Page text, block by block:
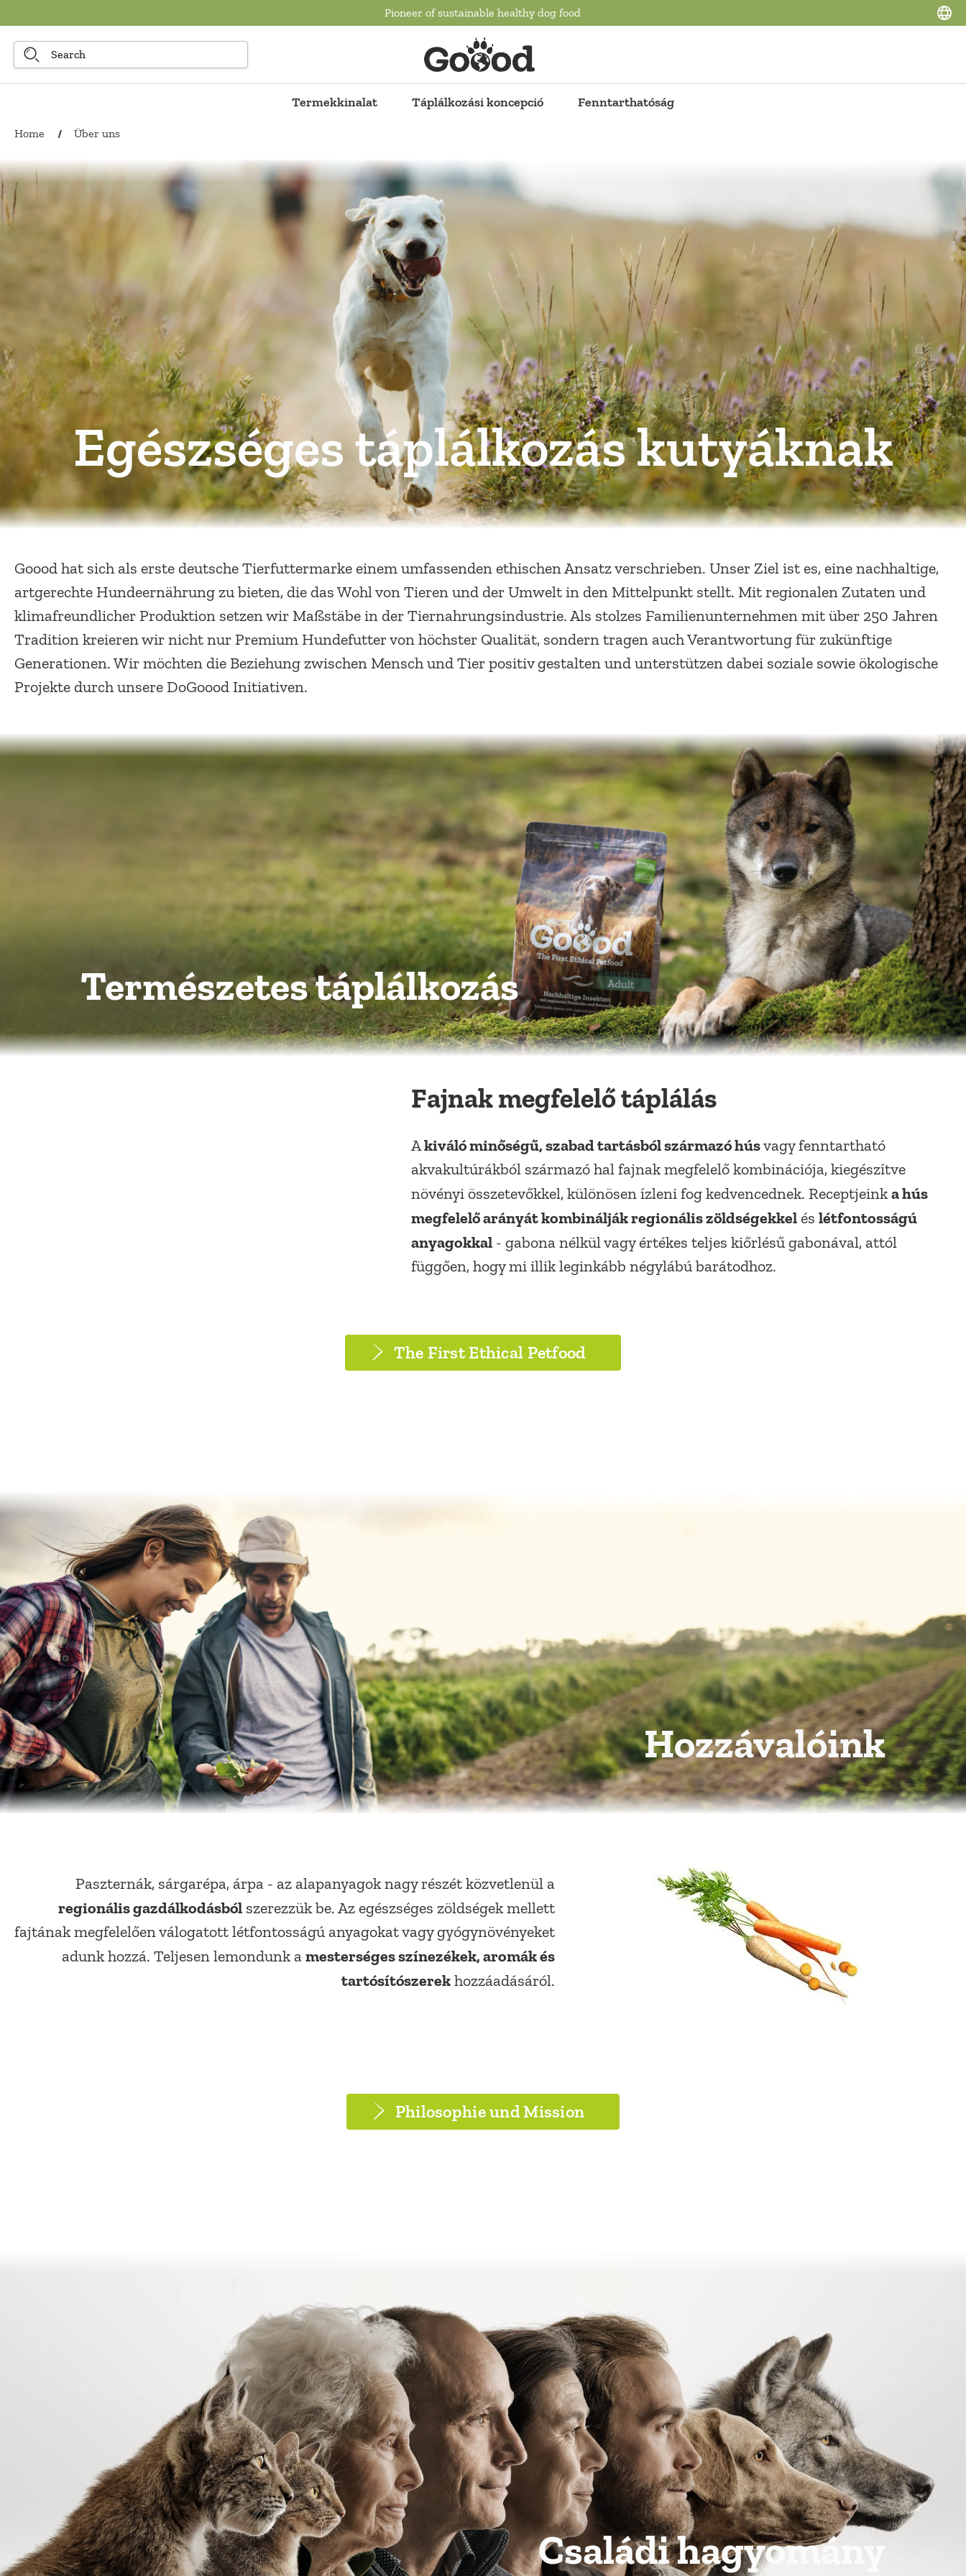
Pioneer of sustainable healthy dog food
Termekkinalat Táplálkozási koncepció Fenntarthatóság
Home / Über uns
Egészséges táplálkozás kutyáknak
Goood hat sich als erste deutsche Tierfuttermarke einem umfassenden ethischen Ansatz verschrieben. Unser Ziel ist es, eine nachhaltige,
artgerechte Hundeernährung zu bieten, die das Wohl von Tieren und der Umwelt in den Mittelpunkt stellt. Mit regionalen Zutaten und
klimafreundlicher Produktion setzen wir Maßstäbe in der Tiernahrungsindustrie. Als stolzes Familienunternehmen mit über 250 Jahren
Tradition kreieren wir nicht nur Premium Hundefutter von höchster Qualität, sondern tragen auch Verantwortung für zukünftige
Generationen. Wir möchten die Beziehung zwischen Mensch und Tier positiv gestalten und unterstützen dabei soziale sowie ökologische
Projekte durch unsere DoGoood Initiativen.
Természetes táplálkozás
Fajnak megfelelő táplálás
Akiváló minőségű, szabad tartásból származó húsvagy fenntartható
akvakultúrákból származó hal fajnak megfelelő kombinációja, kiegészítve
növényi összetevőkkel, különösen ízleni fog kedvencednek. Receptjeinka hús
megfelelő arányát kombinálják regionális zöldségekkelés létfontosságú
anyagokkal- gabona nélkül vagy értékes teljes kiőrlésű gabonával, attól
függően, hogy mi illik leginkább négylábú barátodhoz.
The First Ethical Petfood
Hozzávalóink
Paszternák, sárgarépa, árpa - az alapanyagok nagy részét közvetlenül a
regionális gazdálkodásból szerezzük be. Az egészséges zöldségek mellett
fajtának megfelelően válogatott létfontosságú anyagokat vagy gyógynövényeket
adunk hozzá. Teljesen lemondunk amesterséges színezékek, aromák és
tartósítószerek hozzáadásáról.
Philosophie und Mission
Családi hagyomány